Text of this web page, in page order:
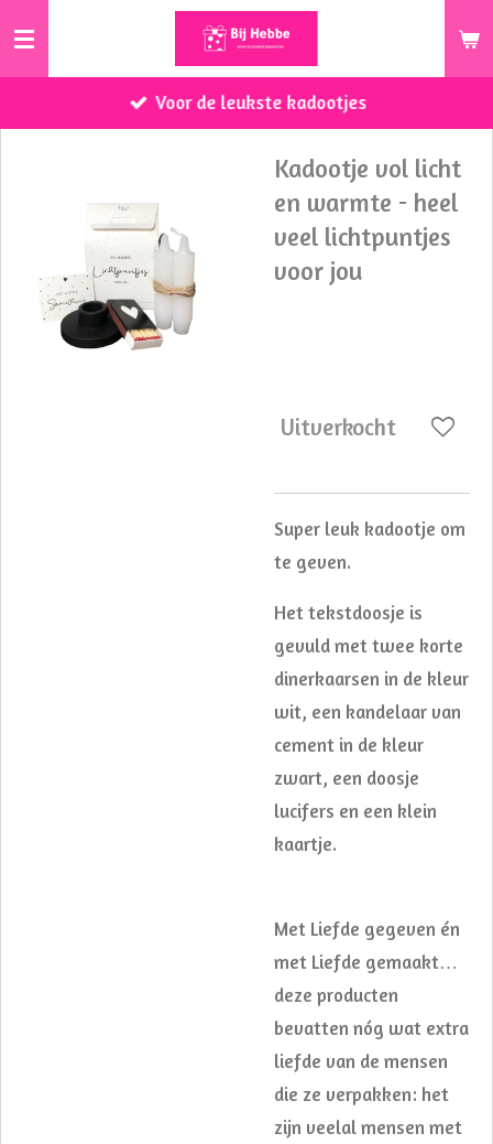
Ga
de
Voor de leukste kadootjes
Kadootje vol licht
en warmte - heel
veel lichtpuntjes
voor jou
Uitverkocht
Super leuk kadootje om
te geven.
Het tekstdoosje is
gevuld met twee korte
dinerkaarsen in de kleur
wit, een kandelaar van
cement in de kleur
zwart, een doosje
lucifers en een klein
kaartje.
Met Liefde gegeven én
met Liefde gemaakt…
deze producten
bevatten nóg wat extra
liefde van de mensen
die ze verpakken: het
zijn veelal mensen met